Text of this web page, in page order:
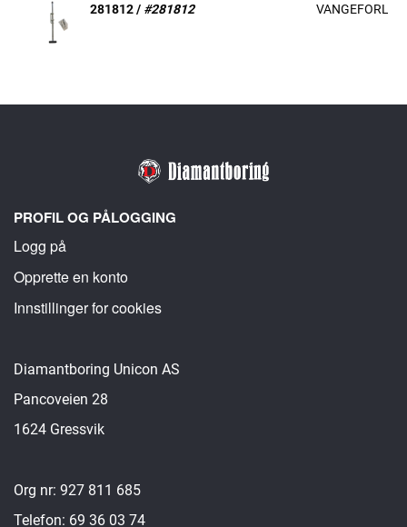
281812 / #281812
PROFIL OG PÅLOGGING
Logg på
Opprette en konto
Innstillinger for cookies
Diamantboring Unicon AS
Pancoveien 28
1624 Gressvik
Org nr: 927 811 685
Telefon: 69 36 03 74